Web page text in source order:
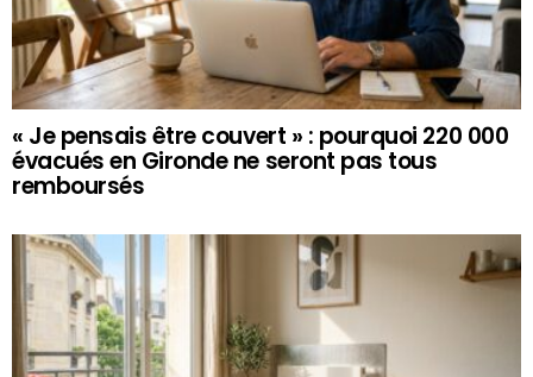
« Je pensais être couvert » : pourquoi 220 000
évacués en Gironde ne seront pas tous
remboursés